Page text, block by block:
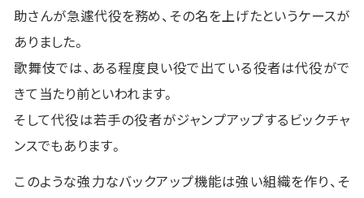
助さんが急遽代役を務め、その名を上げたというケースが
ありました。
歌舞伎では、ある程度良い役で出ている役者は代役がで
きて当たり前といわれます。
そして代役は若手の役者がジャンプアップするビックチャ
ンスでもあります。
このような強力なバックアップ機能は強い組織を作り、そ